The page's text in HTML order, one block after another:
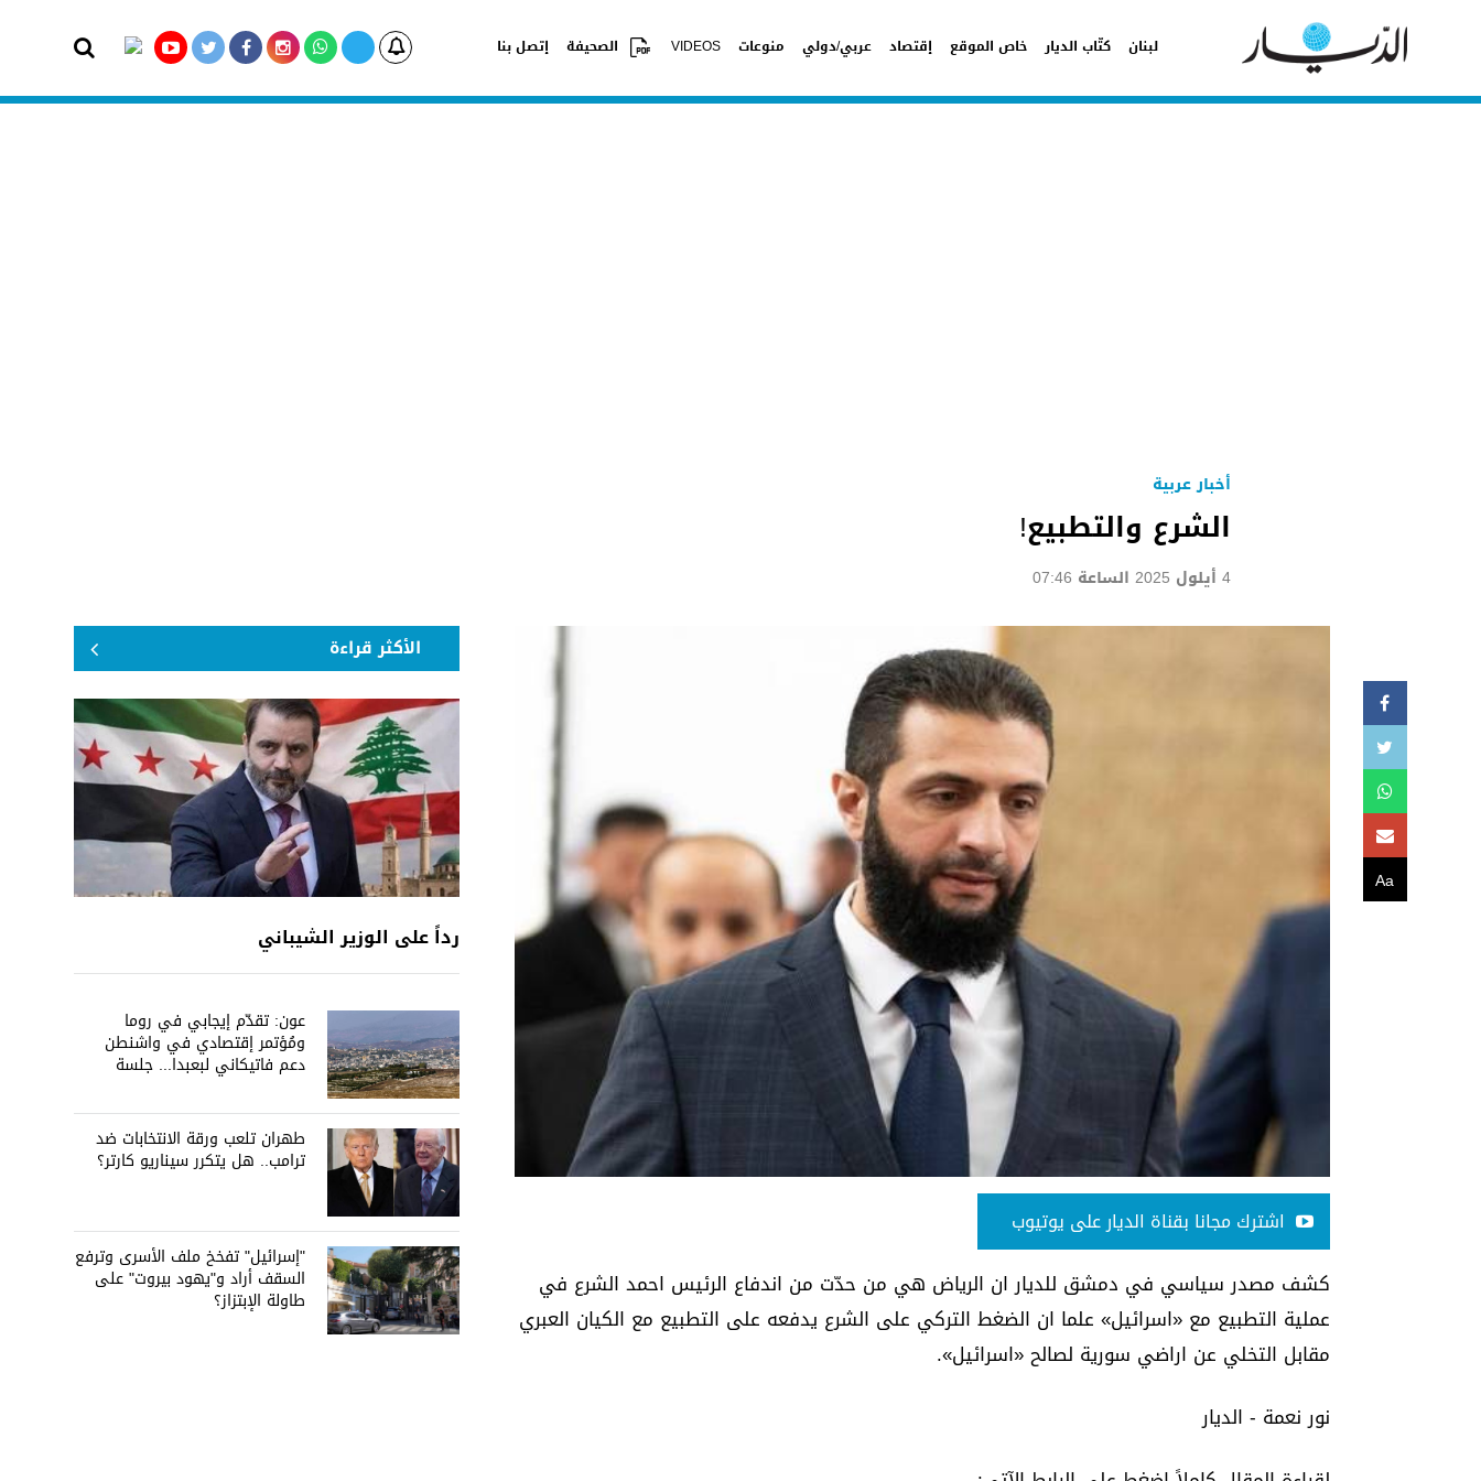
لبنان كتّاب الديار خاص الموقع إقتصاد عربي/دولي منوعات VIDEOS الصحيفة إتصل بنا
أخبار عربية
الشرع والتطبيع!
4 أيلول 2025 الساعة 07:46
Aa
اشترك مجانا بقناة الديار على يوتيوب
كشف مصدر سياسي في دمشق للديار ان الرياض هي من حدّت من اندفاع الرئيس احمد الشرع في
عملية التطبيع مع «اسرائيل» علما ان الضغط التركي على الشرع يدفعه على التطبيع مع الكيان العبري
مقابل التخلي عن اراضي سورية لصالح «اسرائيل».
نور نعمة - الديار
الأكثر قراءة
رداً على الوزير الشيباني
عون: تقدّم إيجابي في روما
ومُؤتمر إقتصادي في واشنطن
دعم فاتيكاني لبعبدا... جلسة
على الطاولة
طهران تلعب ورقة الانتخابات ضد
ترامب.. هل يتكرر سيناريو كارتر؟
"إسرائيل" تفخخ ملف الأسرى وترفع
السقف أراد و"يهود بيروت" على
طاولة الإبتزاز؟